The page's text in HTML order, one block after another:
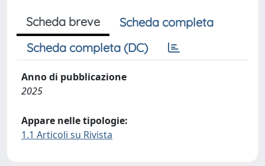
Scheda breve
Scheda completa
Scheda completa (DC)
Anno di pubblicazione
2025
Appare nelle tipologie:
1.1 Articoli su Rivista